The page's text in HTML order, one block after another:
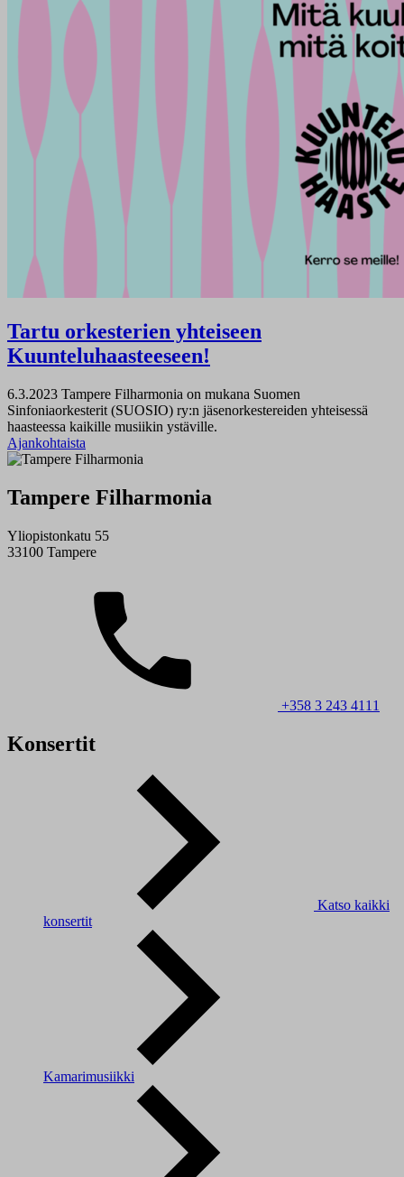
Tartu orkesterien yhteiseen
Kuunteluhaasteeseen!
6.3.2023 Tampere Filharmonia on mukana Suomen
Sinfoniaorkesterit (SUOSIO) ry:n jäsenorkestereiden yhteisessä
haasteessa kaikille musiikin ystäville.
Ajankohtaista
Tampere Filharmonia
Yliopistonkatu 55
33100 Tampere
+358 3 243 4111
Konsertit
Katso kaikki
konsertit
Kamarimusiikki